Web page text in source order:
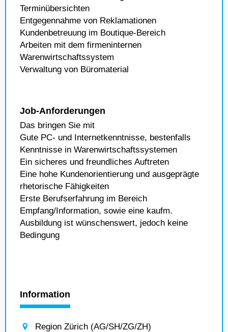
Terminübersichten
Entgegennahme von Reklamationen
Kundenbetreuung im Boutique-Bereich
Arbeiten mit dem firmeninternen
Warenwirtschaftssystem
Verwaltung von Büromaterial
Job-Anforderungen
Das bringen Sie mit
Gute PC- und Internetkenntnisse, bestenfalls
Kenntnisse in Warenwirtschaftssystemen
Ein sicheres und freundliches Auftreten
Eine hohe Kundenorientierung und ausgeprägte
rhetorische Fähigkeiten
Erste Berufserfahrung im Bereich
Empfang/Information, sowie eine kaufm.
Ausbildung ist wünschenswert, jedoch keine
Bedingung
Information
Region Zürich (AG/SH/ZG/ZH)